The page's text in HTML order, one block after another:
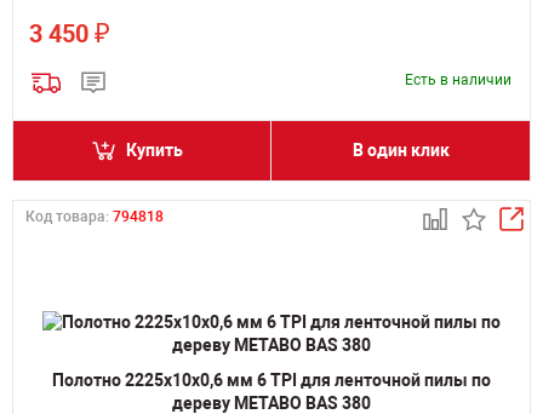
3 450 ₽
Есть в наличии
Купить В один клик
Код товара: 794818
Полотно 2225х10х0,6 мм 6 TPI для ленточной пилы по
дереву METABO BAS 380